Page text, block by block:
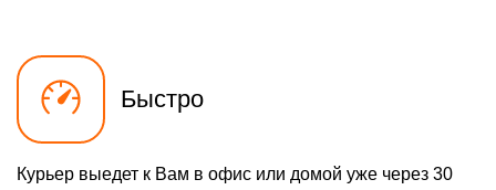
Быстро
Курьер выедет к Вам в офис или домой уже через 30